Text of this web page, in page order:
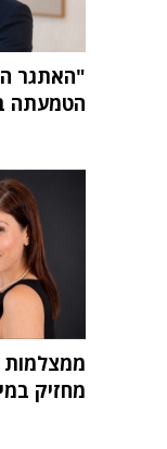
הטמעתה
ממצלמות
מחזיק